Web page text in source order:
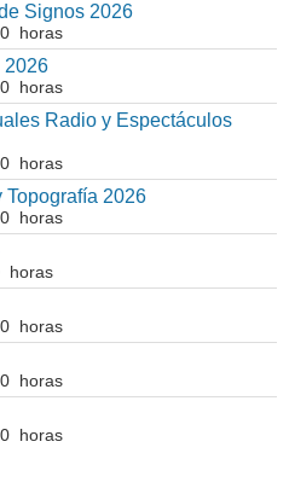
Signos 2026
horas
2026
horas
Radio y Espectáculos
horas
Topografía 2026
horas
horas
horas
horas
horas